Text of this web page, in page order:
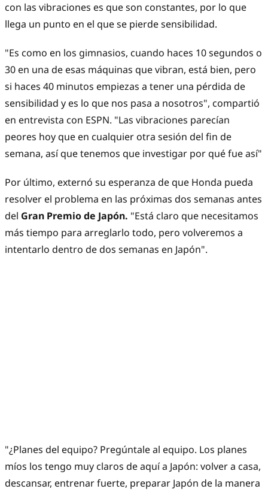
con las vibraciones es que son constantes, por lo que
llega un punto en el que se pierde sensibilidad.
"Es como en los gimnasios, cuando haces 10 segundos o
30 en una de esas máquinas que vibran, está bien, pero
si haces 40 minutos empiezas a tener una pérdida de
sensibilidad y es lo que nos pasa a nosotros", compartió
en entrevista con ESPN. "Las vibraciones parecían
peores hoy que en cualquier otra sesión del fin de
semana, así que tenemos que investigar por qué fue así"
Por último, externó su esperanza de que Honda pueda
resolver el problema en las próximas dos semanas antes
del Gran Premio de Japón. "Está claro que necesitamos
más tiempo para arreglarlo todo, pero volveremos a
intentarlo dentro de dos semanas en Japón".
"¿Planes del equipo? Pregúntale al equipo. Los planes
míos los tengo muy claros de aquí a Japón: volver a casa,
descansar, entrenar fuerte, preparar Japón de la manera